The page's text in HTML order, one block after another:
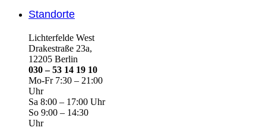
Standorte
Lichterfelde West
Drakestraße 23a,
12205 Berlin
030 – 53 14 19 10
Mo-Fr 7:30 – 21:00
Uhr
Sa 8:00 – 17:00 Uhr
So 9:00 – 14:30
Uhr